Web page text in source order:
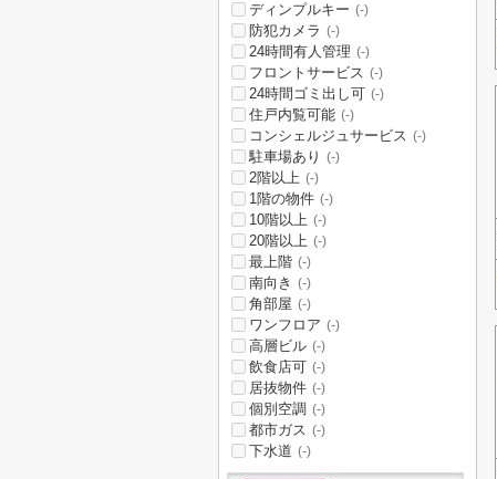
ディンプルキー (-)
防犯カメラ (-)
24時間有人管理 (-)
フロントサービス (-)
24時間ゴミ出し可 (-)
住戸内覧可能 (-)
コンシェルジュサービス (-)
駐車場あり (-)
2階以上 (-)
1階の物件 (-)
10階以上 (-)
20階以上 (-)
最上階 (-)
南向き (-)
角部屋 (-)
ワンフロア (-)
高層ビル (-)
飲食店可 (-)
居抜物件 (-)
個別空調 (-)
都市ガス (-)
下水道 (-)